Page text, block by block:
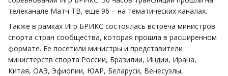
телеканале Матч ТВ, еще 96 – на тематических каналах.
Также в рамках Игр БРИКС состоялась встреча министров
спорта стран сообщества, которая прошла в расширенном
формате. Ее посетили министры и представители
министерств спорта России, Бразилии, Индии, Ирана,
Китая, ОАЭ, Эфиопии, ЮАР, Беларуси, Венесуэлы,